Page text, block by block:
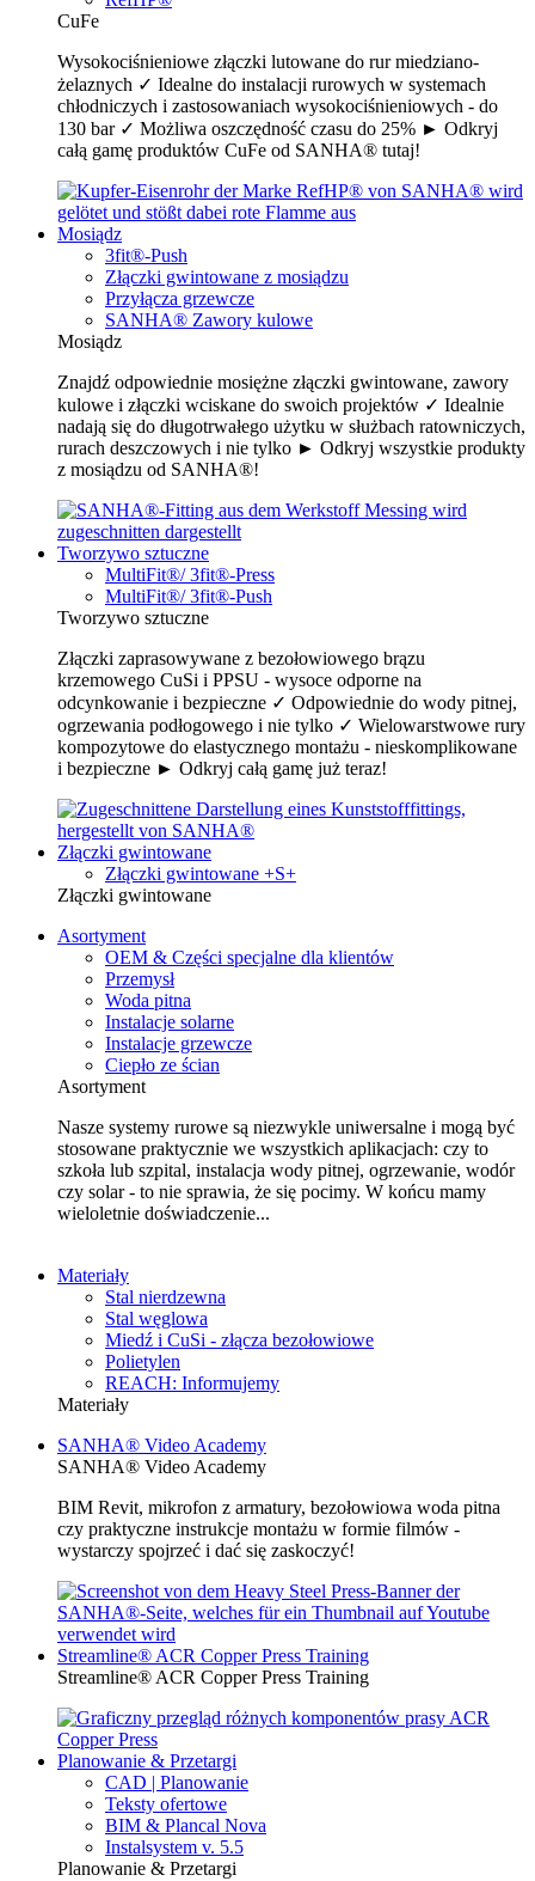
CuFe
Wysokociśnieniowe złączki lutowane do rur miedziano-
żelaznych ✓ Idealne do instalacji rurowych w systemach
chłodniczych i zastosowaniach wysokociśnieniowych - do
130 bar ✓ Możliwa oszczędność czasu do 25% ► Odkryj
całą gamę produktów CuFe od SANHA® tutaj!
Mosiądz
3fit®-Push
Złączki gwintowane z mosiądzu
Przyłącza grzewcze
SANHA® Zawory kulowe
Mosiądz
Znajdź odpowiednie mosiężne złączki gwintowane, zawory
kulowe i złączki wciskane do swoich projektów ✓ Idealnie
nadają się do długotrwałego użytku w służbach ratowniczych,
rurach deszczowych i nie tylko ► Odkryj wszystkie produkty
z mosiądzu od SANHA®!
Tworzywo sztuczne
MultiFit®/ 3fit®-Press
MultiFit®/ 3fit®-Push
Tworzywo sztuczne
Złączki zaprasowywane z bezołowiowego brązu
krzemowego CuSi i PPSU - wysoce odporne na
odcynkowanie i bezpieczne ✓ Odpowiednie do wody pitnej,
ogrzewania podłogowego i nie tylko ✓ Wielowarstwowe rury
kompozytowe do elastycznego montażu - nieskomplikowane
i bezpieczne ► Odkryj całą gamę już teraz!
Złączki gwintowane
Złączki gwintowane +S+
Złączki gwintowane
Asortyment
OEM & Części specjalne dla klientów
Przemysł
Woda pitna
Instalacje solarne
Instalacje grzewcze
Ciepło ze ścian
Asortyment
Nasze systemy rurowe są niezwykle uniwersalne i mogą być
stosowane praktycznie we wszystkich aplikacjach: czy to
szkoła lub szpital, instalacja wody pitnej, ogrzewanie, wodór
czy solar - to nie sprawia, że się pocimy. W końcu mamy
wieloletnie doświadczenie...
Materiały
Stal nierdzewna
Stal węglowa
Miedź i CuSi - złącza bezołowiowe
Polietylen
REACH: Informujemy
Materiały
SANHA® Video Academy
SANHA® Video Academy
BIM Revit, mikrofon z armatury, bezołowiowa woda pitna
czy praktyczne instrukcje montażu w formie filmów -
wystarczy spojrzeć i dać się zaskoczyć!
Streamline® ACR Copper Press Training
Streamline® ACR Copper Press Training
Planowanie & Przetargi
CAD | Planowanie
Teksty ofertowe
BIM & Plancal Nova
Instalsystem v. 5.5
Planowanie & Przetargi